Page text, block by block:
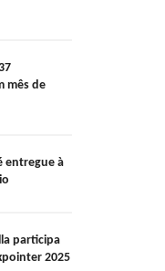
mês de
entregue à
participa
2025